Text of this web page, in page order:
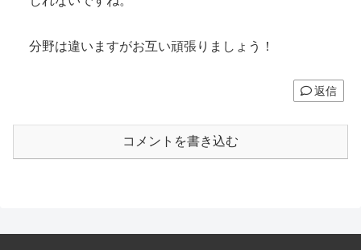
分野は違いますがお互い頑張りましょう！
返信
コメントを書き込む